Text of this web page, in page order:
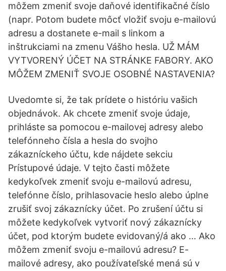
môžem zmeniť svoje daňové identifikačné číslo
(napr. Potom budete môcť vložiť svoju e-mailovú
adresu a dostanete e-mail s linkom a
inštrukciami na zmenu Vášho hesla. UŽ MÁM
VYTVORENÝ ÚČET NA STRÁNKE FABORY. AKO
MÔŽEM ZMENIŤ SVOJE OSOBNÉ NASTAVENIA?
Uvedomte si, že tak prídete o históriu vašich
objednávok. Ak chcete zmeniť svoje údaje,
prihláste sa pomocou e-mailovej adresy alebo
telefónneho čísla a hesla do svojho
zákazníckeho účtu, kde nájdete sekciu
Prístupové údaje. V tejto časti môžete
kedykoľvek zmeniť svoju e-mailovú adresu,
telefónne číslo, prihlasovacie heslo alebo úplne
zrušiť svoj zákaznícky účet. Po zrušení účtu si
môžete kedykoľvek vytvoriť nový zákaznícky
účet, pod ktorým budete evidovaný/á ako … Ako
môžem zmeniť svoju e-mailovú adresu? E-
mailové adresy, ako používateľské mená sú v